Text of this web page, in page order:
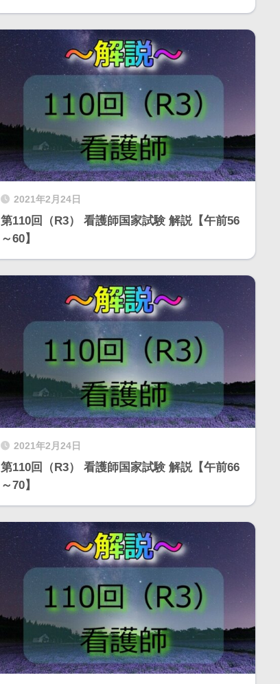
2021年2月24日
第110回（R3） 看護師国家試験 解説【午前56
～60】
2021年2月24日
第110回（R3） 看護師国家試験 解説【午前66
～70】